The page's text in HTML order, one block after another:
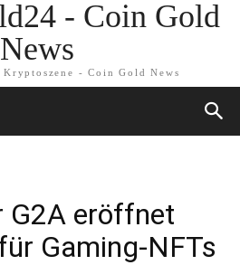
- Coin Gold
News
- Coin Gold News
G2A eröffnet
Gaming-NFTs